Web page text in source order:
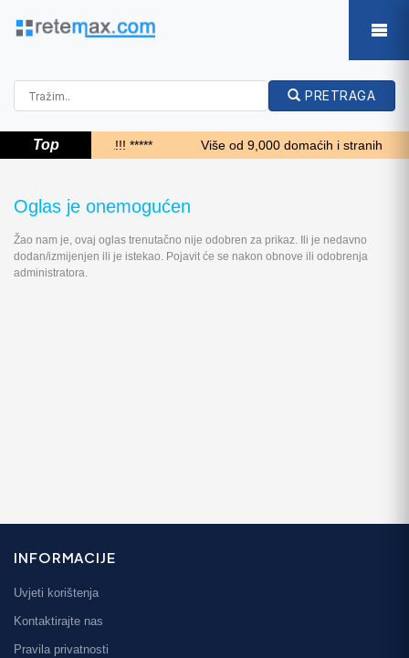
PRETRAGA
Top
***** Top 24 sata!!! ***** Više od 9,000 domaćih i stranih
Oglas je onemogućen
Žao nam je, ovaj oglas trenutačno nije odobren za prikaz. Ili je nedavno
dodan/izmijenjen ili je istekao. Pojavit će se nakon obnove ili odobrenja
administratora.
INFORMACIJE
Uvjeti korištenja
Kontaktirajte nas
Pravila privatnosti